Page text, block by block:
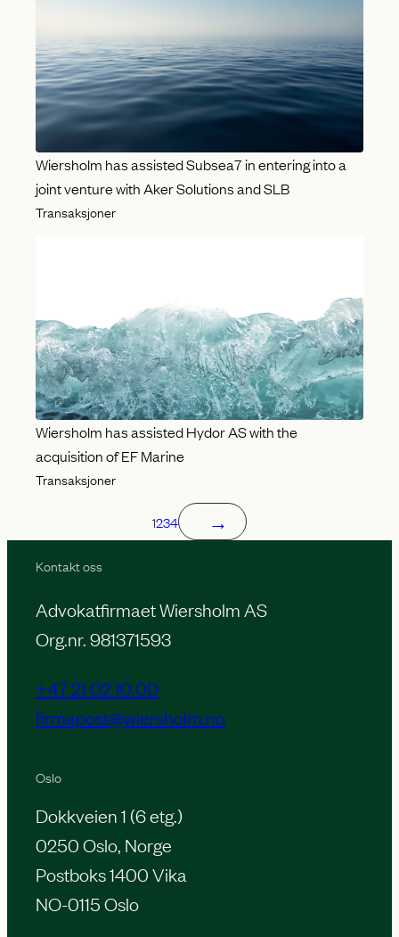
Wiersholm has assisted Subsea7 in entering into a
joint venture with Aker Solutions and SLB
Transaksjoner
Wiersholm has assisted Hydor AS with the
acquisition of EF Marine
Transaksjoner
1234 →
Kontakt oss
Advokatfirmaet Wiersholm AS
Org.nr. 981371593
+47 21 02 10 00
firmapost@wiersholm.no
Oslo
Dokkveien 1 (6 etg.)
0250 Oslo, Norge
Postboks 1400 Vika
NO-0115 Oslo